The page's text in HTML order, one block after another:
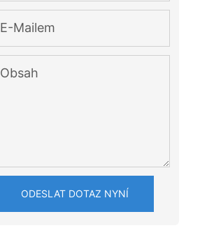
E-Mailem
Obsah
ODESLAT DOTAZ NYNÍ